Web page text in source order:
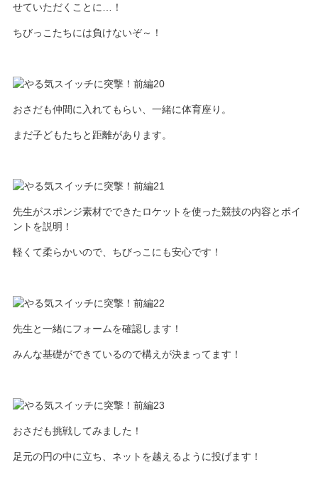
せていただくことに…！
ちびっこたちには負けないぞ～！
おさだも仲間に入れてもらい、一緒に体育座り。
まだ子どもたちと距離があります。
先生がスポンジ素材でできたロケットを使った競技の内容とポイ
ントを説明！
軽くて柔らかいので、ちびっこにも安心です！
先生と一緒にフォームを確認します！
みんな基礎ができているので構えが決まってます！
おさだも挑戦してみました！
足元の円の中に立ち、ネットを越えるように投げます！